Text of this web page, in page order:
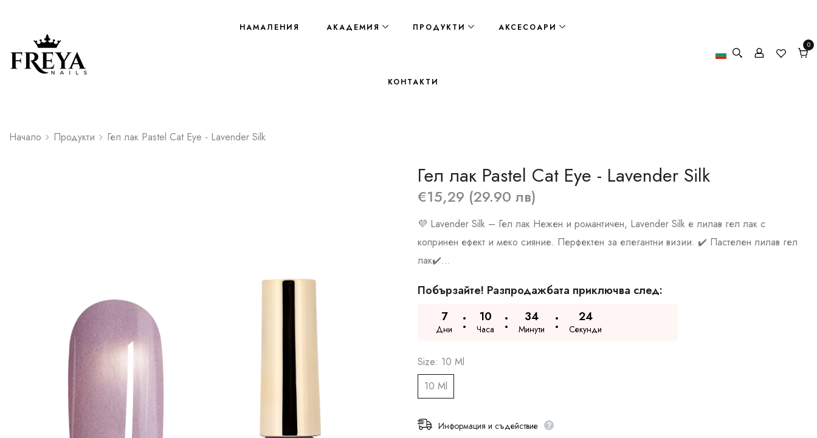
НАМАЛЕНИЯ АКАДЕМИЯ ПРОДУКТИ АКСЕСОАРИ
КОНТАКТИ
0
0
Начало Продукти Гел лак Pastel Cat Eye - Lavender Silk
Гел лак Pastel Cat Eye - Lavender Silk
€15,29 (29.90 лв)
💜 Lavender Silk – Гел лак Нежен и романтичен, Lavender Silk е лилав гел лак с
копринен ефект и меко сияние. Перфектен за елегантни визии. ✔️ Пастелен лилав гел
лак✔️...
Побързайте! Разпродажбата приключва след:
7
Дни
10
Часа
34
Минути
23
Секунди
Size: 10 Ml
10 Ml
Информация и съдействие